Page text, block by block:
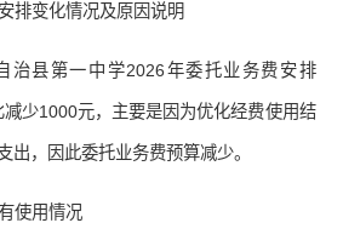
排变化情况及原因说明
治县第一中学2026年委托业务费安排
少1000元，主要是因为优化经费使用结
出，因此委托业务费预算减少。
使用情况